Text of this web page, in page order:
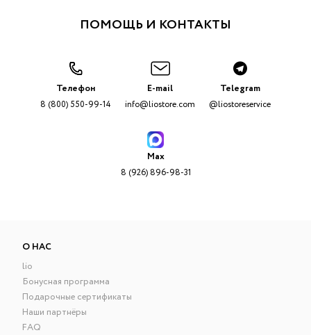
ПОМОЩЬ И КОНТАКТЫ
Телефон
8 (800) 550-99-14
E-mail
info@liostore.com
Telegram
@liostoreservice
Max
8 (926) 896-98-31
О НАС
lio
Бонусная программа
Подарочные сертификаты
Наши партнёры
FAQ